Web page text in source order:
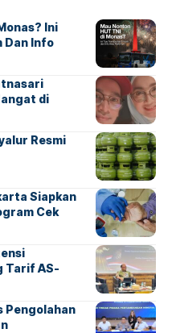
Ini
Dan Info
di
Resmi
Siapkan
Cek
Tarif AS-
Pengolahan